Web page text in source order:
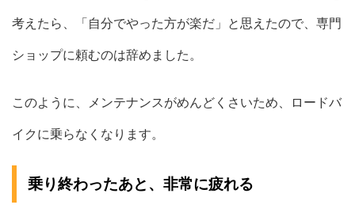
考えたら、「自分でやった方が楽だ」と思えたので、専門
ショップに頼むのは辞めました。
このように、メンテナンスがめんどくさいため、ロードバ
イクに乗らなくなります。
乗り終わったあと、非常に疲れる